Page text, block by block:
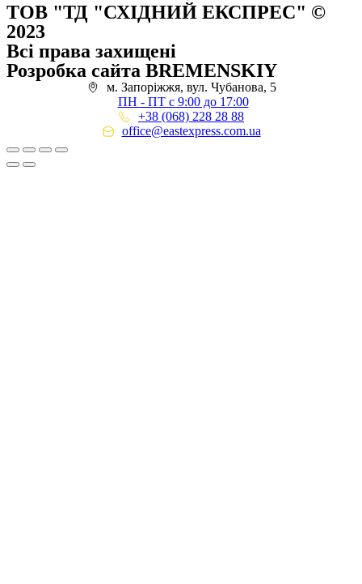
ТОВ "ТД "СХІДНИЙ ЕКСПРЕС" ©
2023
Всі права захищені
Розробка сайта BREMENSKIY
м. Запоріжжя, вул. Чубанова, 5
ПН - ПТ с 9:00 до 17:00
+38 (068) 228 28 88
office@eastexpress.com.ua